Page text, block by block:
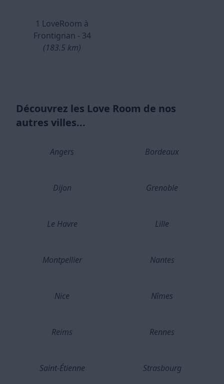
1 LoveRoom à
Frontignan - 34
(183.5 km)
Découvrez les Love Room de nos
autres villes...
Angers Bordeaux
Dijon Grenoble
Le Havre Lille
Montpellier Nantes
Nice Nîmes
Reims Rennes
Saint-Étienne Strasbourg